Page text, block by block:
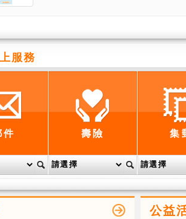
服務
件 壽險 集
公益